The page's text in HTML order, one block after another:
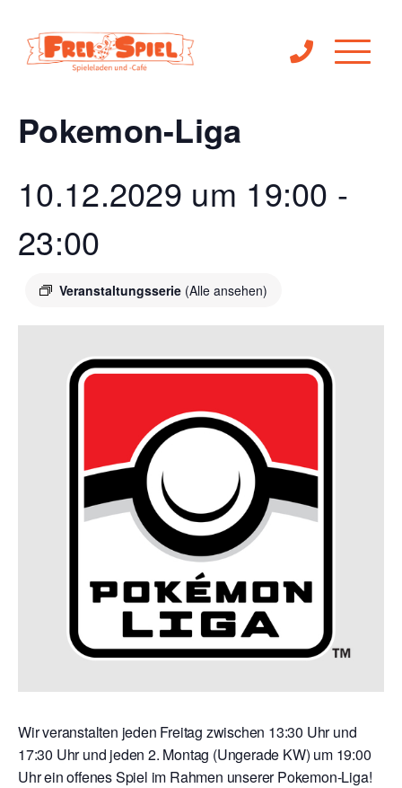
« Alle Veranstaltungen
Pokemon-Liga
10.12.2029 um 19:00 -
23:00
Veranstaltungsserie (Alle ansehen)
Wir veranstalten jeden Freitag zwischen 13:30 Uhr und
17:30 Uhr und jeden 2. Montag (Ungerade KW) um 19:00
Uhr ein offenes Spiel im Rahmen unserer Pokemon-Liga!